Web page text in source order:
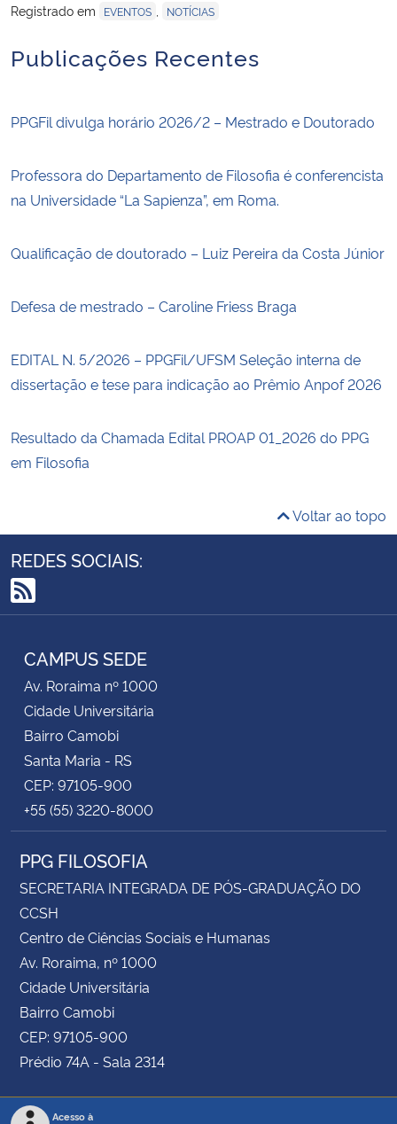
Registrado em
EVENTOS NOTÍCIAS
Publicações Recentes
PPGFil divulga horário 2026/2 – Mestrado e Doutorado
Professora do Departamento de Filosofia é conferencista
na Universidade “La Sapienza”, em Roma.
Qualificação de doutorado – Luiz Pereira da Costa Júnior
Defesa de mestrado – Caroline Friess Braga
EDITAL N. 5/2026 – PPGFil/UFSM Seleção interna de
dissertação e tese para indicação ao Prêmio Anpof 2026
Resultado da Chamada Edital PROAP 01_2026 do PPG
em Filosofia
Voltar ao topo
REDES SOCIAIS:
RSS
CAMPUS SEDE
Av. Roraima nº 1000
Cidade Universitária
Bairro Camobi
Santa Maria - RS
CEP: 97105-900
+55 (55) 3220-8000
PPG FILOSOFIA
SECRETARIA INTEGRADA DE PÓS-GRADUAÇÃO DO
CCSH
Centro de Ciências Sociais e Humanas
Av. Roraima, nº 1000
Cidade Universitária
Bairro Camobi
CEP: 97105-900
Prédio 74A - Sala 2314
Acesso à